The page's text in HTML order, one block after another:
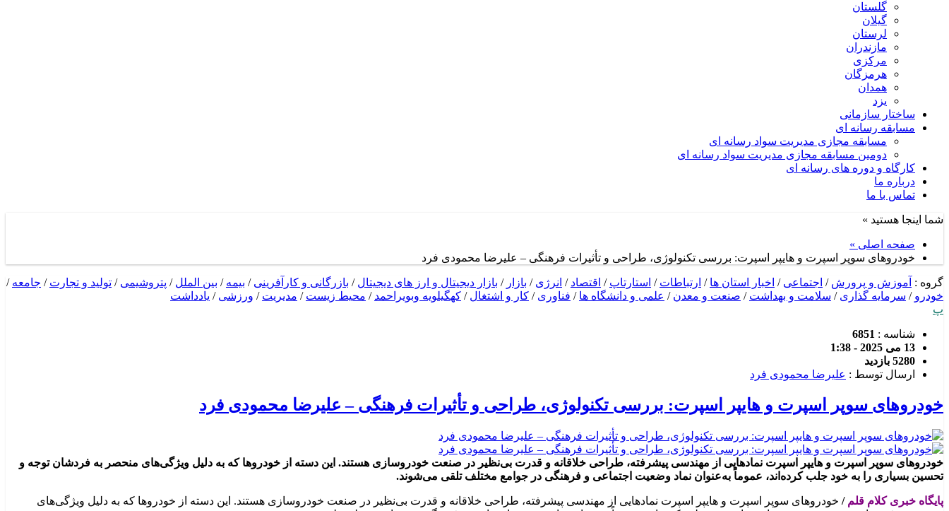
گلستان
گیلان
لرستان
مازندران
مرکزی
هرمزگان
همدان
یزد
ساختار سازمانی
مسابقه رسانه ای
مسابقه مجازی مدیریت سواد رسانه ای
دومین مسابقه مجازی مدیریت سواد رسانه ای
کارگاه و دوره های رسانه ای
درباره ما
تماس با ما
شما اینجا هستید »
صفحه اصلی »
خودروهای سوپر اسپرت و هایپر اسپرت: بررسی تکنولوژی، طراحی و تأثیرات فرهنگی – علیرضا محمودی فرد
گروه : آموزش و پرورش / اجتماعی / اخبار استان ها / ارتباطات / استارتاپ / اقتصاد / انرژی / بازار / بازار دیجیتال و ارز های دیجیتال / بازرگانی و کارآفرینی / بیمه / بین الملل / پتروشیمی / تولید و تجارت / جامعه /
خودرو / سرمایه گذاری / سلامت و بهداشت / صنعت و معدن / علمی و دانشگاه ها / فناوری / کار و اشتغال / کهگیلویه وبویراحمد / محیط زیست / مدیریت / ورزشی / یادداشت
پ
شناسه : 6851
13 می 2025 - 1:38
5280 بازدید
ارسال توسط : علیرضا محمودی فرد
خودروهای سوپر اسپرت و هایپر اسپرت: بررسی تکنولوژی، طراحی و تأثیرات فرهنگی – علیرضا محمودی فرد
خودروهای سوپر اسپرت و هایپر اسپرت نمادهایی از مهندسی پیشرفته، طراحی خلاقانه و قدرت بی‌نظیر در صنعت خودروسازی هستند. این دسته از خودروها که به دلیل ویژگی‌های منحصر به فردشان توجه و
تحسین بسیاری را به خود جلب کرده‌اند، عموماً به‌عنوان نماد وضعیت اجتماعی و فرهنگی در جوامع مختلف تلقی می‌شوند.
پایگاه خبری کلام قلم / خودروهای سوپر اسپرت و هایپر اسپرت نمادهایی از مهندسی پیشرفته، طراحی خلاقانه و قدرت بی‌نظیر در صنعت خودروسازی هستند. این دسته از خودروها که به دلیل ویژگی‌های